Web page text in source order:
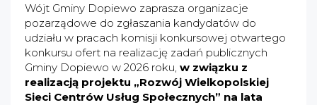
Wójt Gminy Dopiewo zaprasza organizacje
pozarządowe do zgłaszania kandydatów do
udziału w pracach komisji konkursowej otwartego
konkursu ofert na realizację zadań publicznych
Gminy Dopiewo w 2026 roku, w związku z
realizacją projektu „Rozwój Wielkopolskiej
Sieci Centrów Usług Społecznych” na lata